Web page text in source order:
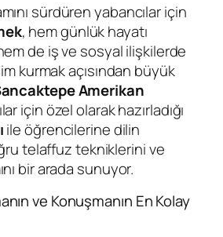
sürdüren yabancılar için
, hem günlük hayatı
de iş ve sosyal ilişkilerde
kurmak açısından büyük
Amerikan
için özel olarak hazırladığı
ile öğrencilerine dilin
telaffuz tekniklerini ve
bir arada sunuyor.
ve Konuşmanın En Kolay